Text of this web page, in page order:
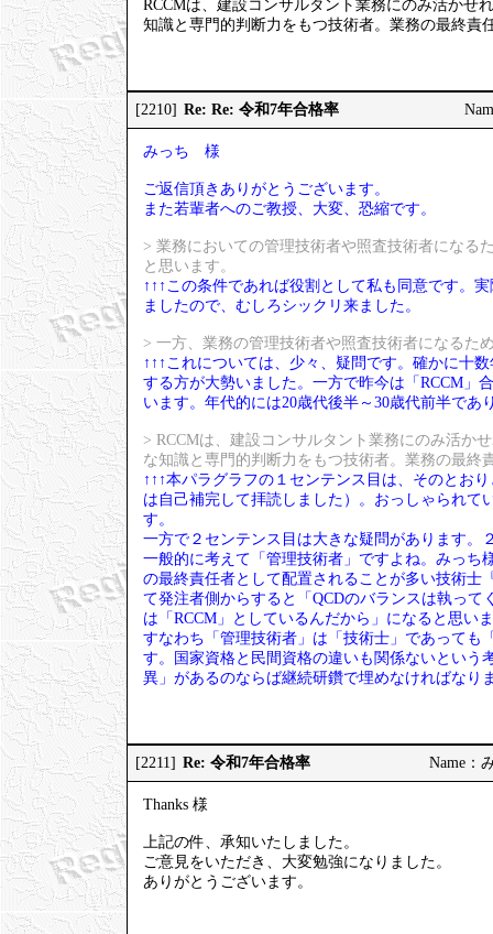
RCCMは、建設コンサルタント業務にのみ活かせ
知識と専門的判断力をもつ技術者。業務の最終責
[2210] Re: Re: 令和7年合格率
みっち 様
ご返信頂きありがとうございます。
また若輩者へのご教授、大変、恐縮です。
> 業務においての管理技術者や照査技術者になる
と思います。
↑↑↑この条件であれば役割として私も同意です。
ましたので、むしろシックリ来ました。
> 一方、業務の管理技術者や照査技術者になるた
↑↑↑これについては、少々、疑問です。確かに十
する方が大勢いました。一方で昨今は「RCCM」
います。年代的には20歳代後半～30歳代前半で
> RCCMは、建設コンサルタント業務にのみ活か
な知識と専門的判断力をもつ技術者。業務の最
↑↑↑本パラグラフの１センテンス目は、そのとお
は自己補完して拝読しました）。おっしゃられ
す。
一方で２センテンス目は大きな疑問があります。
一般的に考えて「管理技術者」ですよね。みっち
の最終責任者として配置されることが多い技術士
て発注者側からすると「QCDのバランスは執っ
は「RCCM」としているんだから」になると思い
すなわち「管理技術者」は「技術士」であっても
す。国家資格と民間資格の違いも関係ないという
異」があるのならば継続研鑽で埋めなければなり
[2211] Re: 令和7年合格率 Name：
Thanks 様
上記の件、承知いたしました。
ご意見をいただき、大変勉強になりました。
ありがとうございます。